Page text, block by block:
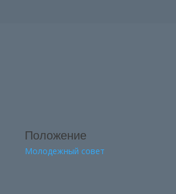
Положение
Молодежный совет